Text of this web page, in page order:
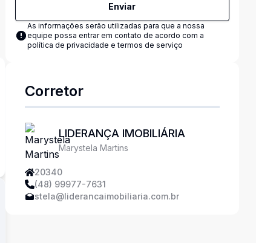
Enviar
As informações serão utilizadas para que a nossa
equipe possa entrar em contato de acordo com a
política de privacidade e termos de serviço
Corretor
LIDERANÇA IMOBILIÁRIA
Marystela Martins
20340
(48) 99977-7631
stela@liderancaimobiliaria.com.br